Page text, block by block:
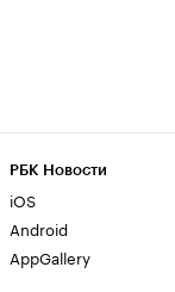
РБК Новости
iOS
Android
AppGallery